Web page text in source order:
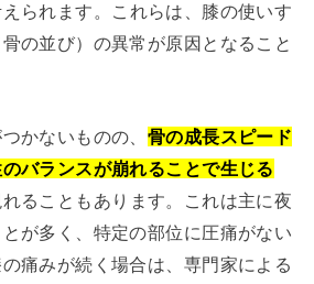
られます。これらは、膝の使いす
の並び）の異常が原因となること
かないものの、 骨の成長スピード
バランスが崩れることで生じる
ることもあります。これは主に夜
が多く、特定の部位に圧痛がない
痛みが続く場合は、専門家による